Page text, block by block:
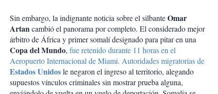
Sin embargo, la indignante noticia sobre el silbanteOmar
Artancambió el panorama por completo. El considerado mejor
árbitro de África y primer somalí designado para pitar en una
Copa del Mundo, fue retenido durante 11 horas en el
Aeropuerto Internacional de Miami. Autoridades migratorias de
Estados Unidosle negaron el ingreso al territorio, alegando
supuestos vínculos criminales sin mostrar prueba alguna,